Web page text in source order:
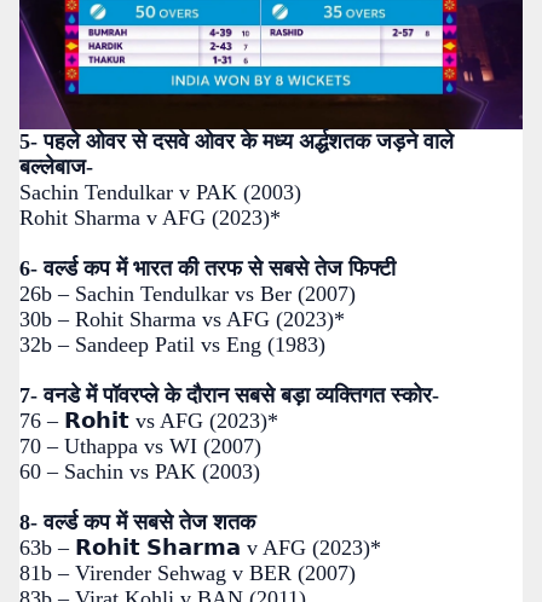
5- पहले ओवर से दसवे ओवर के मध्य अर्द्धशतक जड़ने वाले
बल्लेबाज-
Sachin Tendulkar v PAK (2003)
Rohit Sharma v AFG (2023)*
6- वर्ल्ड कप में भारत की तरफ से सबसे तेज फिफ्टी
26b – Sachin Tendulkar vs Ber (2007)
30b – Rohit Sharma vs AFG (2023)*
32b – Sandeep Patil vs Eng (1983)
7- वनडे में पॉवरप्ले के दौरान सबसे बड़ा व्यक्तिगत स्कोर-
76 – 𝗥𝗼𝗵𝗶𝘁 vs AFG (2023)*
70 – Uthappa vs WI (2007)
60 – Sachin vs PAK (2003)
8- वर्ल्ड कप में सबसे तेज शतक
63b – 𝗥𝗼𝗵𝗶𝘁 𝗦𝗵𝗮𝗿𝗺𝗮 v AFG (2023)*
81b – Virender Sehwag v BER (2007)